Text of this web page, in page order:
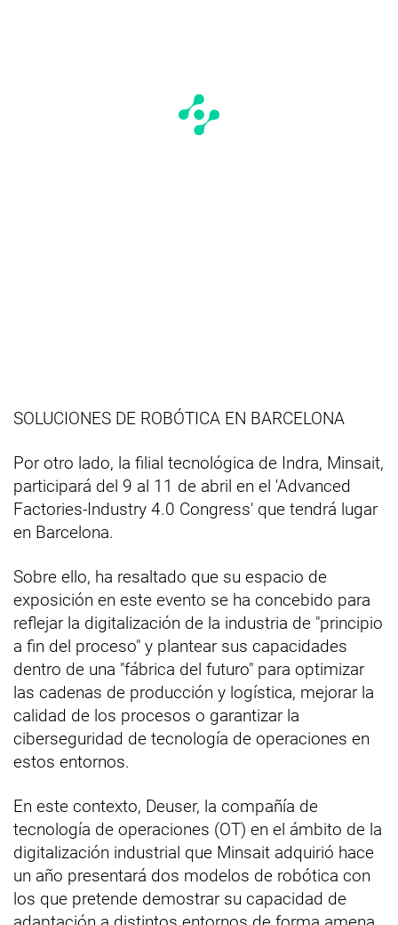
SOLUCIONES DE ROBÓTICA EN BARCELONA
Por otro lado, la filial tecnológica de Indra, Minsait,
participará del 9 al 11 de abril en el 'Advanced
Factories-Industry 4.0 Congress' que tendrá lugar
en Barcelona.
Sobre ello, ha resaltado que su espacio de
exposición en este evento se ha concebido para
reflejar la digitalización de la industria de "principio
a fin del proceso" y plantear sus capacidades
dentro de una "fábrica del futuro" para optimizar
las cadenas de producción y logística, mejorar la
calidad de los procesos o garantizar la
ciberseguridad de tecnología de operaciones en
estos entornos.
En este contexto, Deuser, la compañía de
tecnología de operaciones (OT) en el ámbito de la
digitalización industrial que Minsait adquirió hace
un año presentará dos modelos de robótica con
los que pretende demostrar su capacidad de